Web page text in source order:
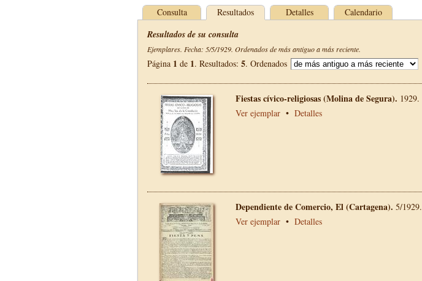
Consulta Resultados Detalles Calendario
Resultados de su consulta
Ejemplares. Fecha: 5/5/1929. Ordenados de más antiguo a más reciente.
Página 1 de 1. Resultados: 5. Ordenados
Fiestas cívico-religiosas (Molina de Segura). 1929.
Ver ejemplar • Detalles
Dependiente de Comercio, El (Cartagena). 5/1929.
Ver ejemplar • Detalles